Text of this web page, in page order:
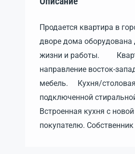
Продается квартира в
дворе дома оборудована
жизни и работы.
направление восток-
мебель. Кухня/
подключенной
Встроенная кухня с
покупателю.